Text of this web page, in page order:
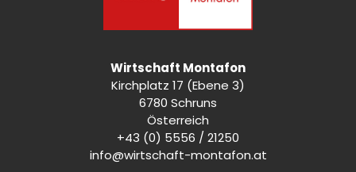
Wirtschaft Montafon
Kirchplatz 17 (Ebene 3)
6780 Schruns
Österreich
+43 (0) 5556 / 21250
info@wirtschaft-montafon.at